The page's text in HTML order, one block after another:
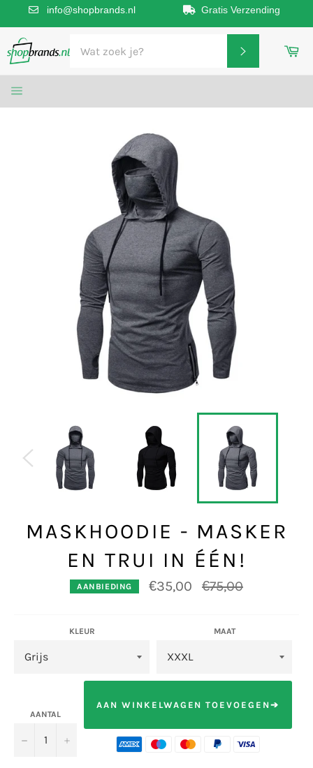
info@shopbrands.nl Gratis Verzending
naar
de
ZOEKEN
MASKHOODIE - MASKER
EN TRUI IN ÉÉN!
AANBIEDING €35,00
Normale
prijs
€75,00
KLEUR MAAT
AANTAL
− +
AAN WINKELWAGEN TOEVOEGEN➔